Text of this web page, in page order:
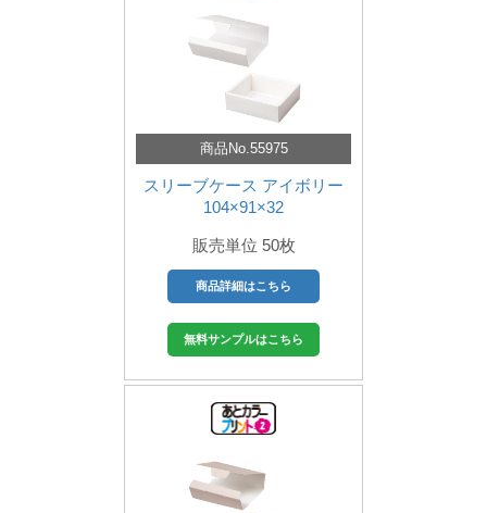
商品No.55975
スリーブケース アイボリー
104×91×32
販売単位 50枚
商品詳細はこちら
無料サンプルはこちら